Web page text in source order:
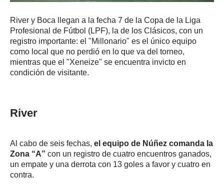
River y Boca llegan a la fecha 7 de la Copa de la Liga
Profesional de Fútbol (LPF), la de los Clásicos, con un
registro importante: el "Millonario" es el único equipo
como local que no perdió en lo que va del torneo,
mientras que el "Xeneize" se encuentra invicto en
condición de visitante.
River
Al cabo de seis fechas, el equipo de Núñez comanda la
Zona “A” con un registro de cuatro encuentros ganados,
un empate y una derrota con 13 goles a favor y cuatro en
contra.